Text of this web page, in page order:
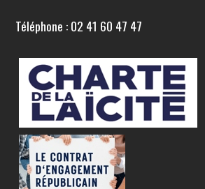
Téléphone : 02 41 60 47 47